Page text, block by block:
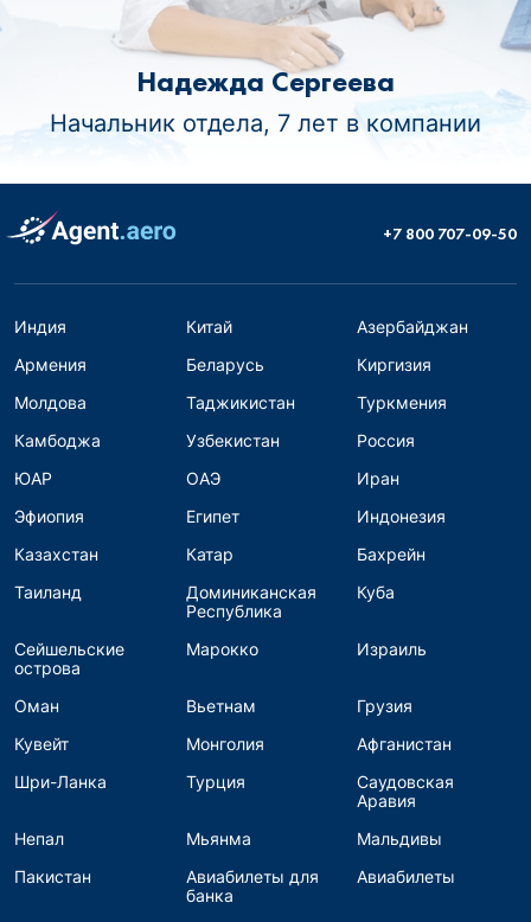
Надежда Сергеева
Начальник отдела, 7 лет в компании
+7 800 707-09-50
Индия Китай
Азербайджан
Армения
Беларусь
Киргизия
Молдова
Таджикистан
Туркмения
Камбоджа
Узбекистан
Россия
ЮАР
ОАЭ
Иран
Эфиопия
Египет
Индонезия
Казахстан
Катар
Бахрейн
Таиланд
Доминиканская
Республика
Куба
Сейшельские
острова
Марокко Израиль
Оман Вьетнам
Грузия
Кувейт
Монголия
Афганистан
Шри-Ланка
Турция
Саудовская
Аравия
Непал
Мьянма
Мальдивы
Пакистан
Авиабилеты для
банка
Авиабилеты